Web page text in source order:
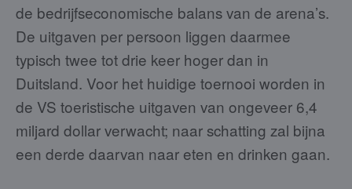
de bedrijfseconomische balans van de arena’s.
De uitgaven per persoon liggen daarmee
typisch twee tot drie keer hoger dan in
Duitsland. Voor het huidige toernooi worden in
de VS toeristische uitgaven van ongeveer 6,4
miljard dollar verwacht; naar schatting zal bijna
een derde daarvan naar eten en drinken gaan.